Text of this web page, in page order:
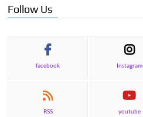
Follow Us
facebook Instagram
RSS youtube